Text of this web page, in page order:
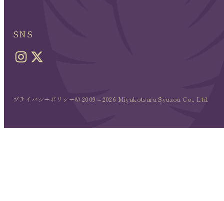
SNS
プライバシーポリシー© 2009 – 2026 Miyakotsuru Syuzou Co., Ltd.